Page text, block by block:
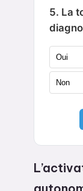
5. La
Oui
Non